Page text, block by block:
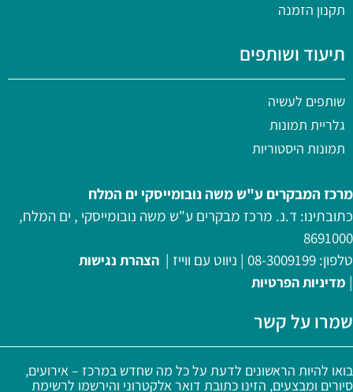
תקנון הזמנה
תיעוד ושותפים
שותפים לעשיה
גלריית תמונות
תמונות היסטוריות
מרכז המבקרים ע"ש משה נובומייסקי ים המלח
כתובתינו: ד.נ. מרכז מבקרים ע"ש משה נובומייסקי , ים המלח,
8691000
טלפון: 08-3009199
| ניווט עם ווייז | הצהרת נגישות
| מדיניותהפרטיות
שמרו על קשר
בואו להיות הראשונים לדעת על כל מה שחדש במרכז – אירועים,
סיורים ומבצעים, הזינו כתובת דואר אלקטרוני והירשמו לרשימת